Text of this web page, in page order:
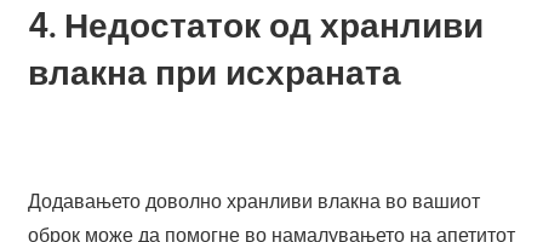
4. Недостаток од хранливи
влакна при исхраната
Додавањето доволно хранливи влакна во вашиот
оброк може да помогне во намалувањето на апетитот